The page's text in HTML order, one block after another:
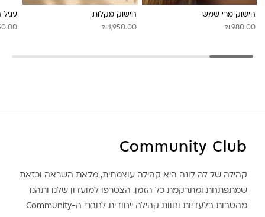
חישוק מרי שמש
₪ 980.00
חישוק מקלות
₪ 1,950.00
עגיל
Community Club
קהילה של לה לונה היא קהילה עוצמתית, מלאת השראה וכזאת
שמתפתחת ומתרקמת כל הזמן. הצטרפו למועדון שלנו ותהנו
מהטבות בלעדיות וחוות קהילה ייחודית לחברי ה-Community